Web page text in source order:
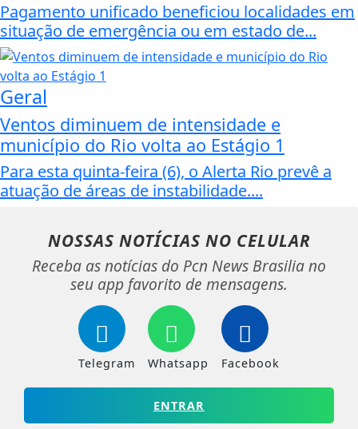
Pagamento unificado beneficiou localidades em
situação de emergência ou em estado de...
Geral
Ventos diminuem de intensidade e
município do Rio volta ao Estágio 1
Para esta quinta-feira (6), o Alerta Rio prevê a
atuação de áreas de instabilidade....
NOSSAS NOTÍCIAS NO CELULAR
Receba as notícias do Pcn News Brasilia no
seu app favorito de mensagens.
Telegram Whatsapp Facebook
ENTRAR